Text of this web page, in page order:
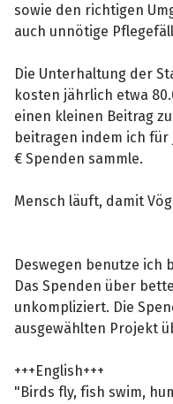
sowie den richtigen
auch unnötige
Die Unterhaltung der
kosten jährlich etwa
einen kleinen Beitrag
beitragen indem ich
€ Spenden sammle.
Mensch läuft, damit
Deswegen benutze ich
Das Spenden über
unkompliziert. Die
ausgewählten Projekt
+++English+++
"Birds fly, fish swim,